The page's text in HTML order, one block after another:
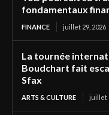
fondamentaux
FINANCE juillet 29, 2026
La tournée
Boudchart fait
Sfax
ARTS & CULTURE juillet